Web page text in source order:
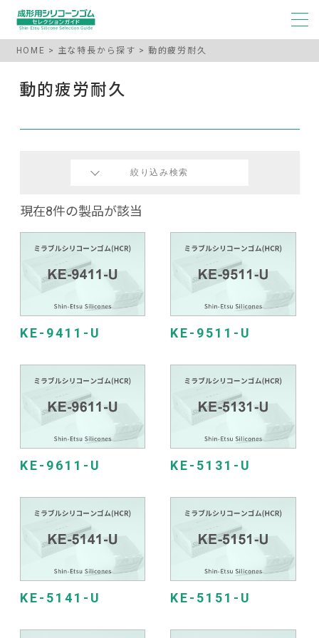
HOME 主な特長から探す 動的疲労耐久
動的疲労耐久
絞り込み検索
現在8件の製品が該当
KE-9411-U KE-9511-U
KE-9611-U KE-5131-U
KE-5141-U KE-5151-U